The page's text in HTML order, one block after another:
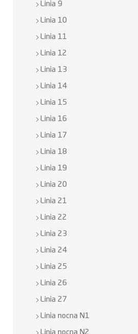
Linia 9
Linia 10
Linia 11
Linia 12
Linia 13
Linia 14
Linia 15
Linia 16
Linia 17
Linia 18
Linia 19
Linia 20
Linia 21
Linia 22
Linia 23
Linia 24
Linia 25
Linia 26
Linia 27
Linia nocna N1